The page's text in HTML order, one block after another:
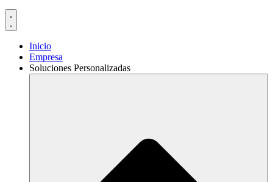
Inicio
Empresa
Soluciones Personalizadas